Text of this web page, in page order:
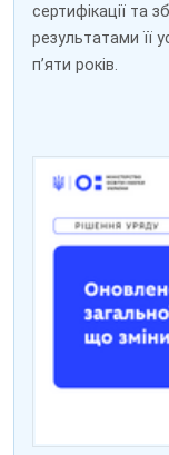
сертифікації та
результатами її
пʼяти років.